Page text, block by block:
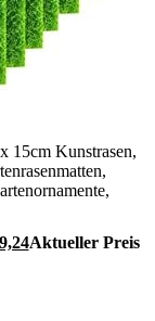
15cm Kunstrasen,
Aktueller Preis